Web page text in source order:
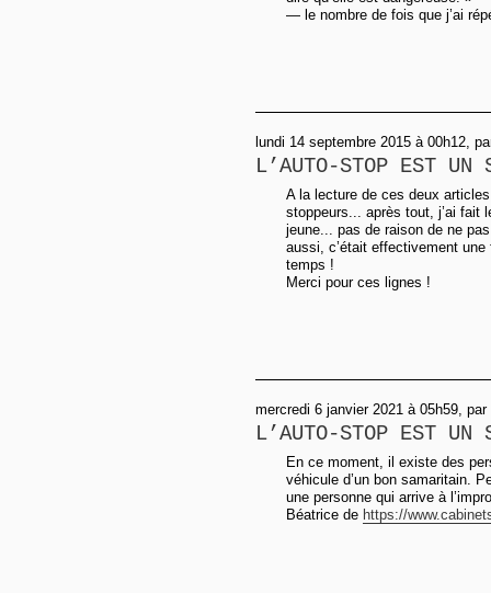
— le nombre de fois que j’ai
lundi 14 septembre 2015 à 00h12,
L’AUTO-STOP EST UN
A la lecture de ces deux
stoppeurs... après tout, j’ai fait
jeune... pas de raison de ne
aussi, c’était effectivement
temps !
Merci pour ces lignes !
mercredi 6 janvier 2021 à 05h59,
L’AUTO-STOP EST UN
En ce moment, il existe des
véhicule d’un bon samaritain.
une personne qui arrive à
Béatrice de https://